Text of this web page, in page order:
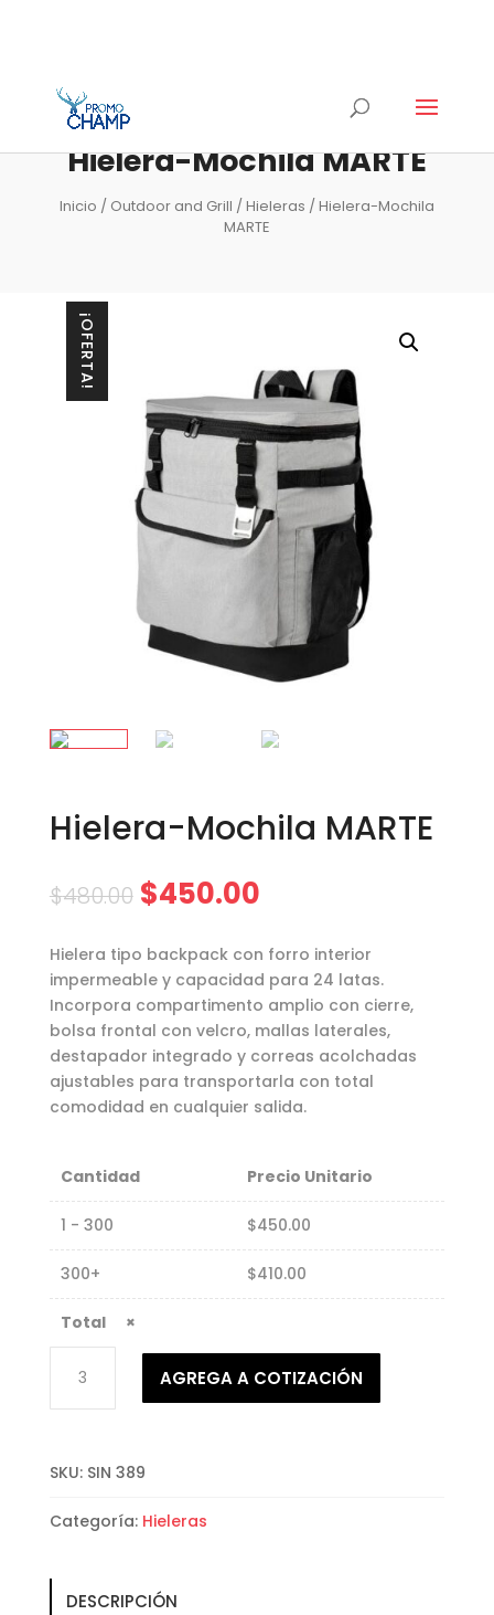
Hielera-Mochila MARTE
Inicio / Outdoor and Grill /Hieleras / Hielera-Mochila
MARTE
¡OFERTA!
Hielera-Mochila MARTE
$480.00 $450.00
Hielera tipo backpack con forro interior
impermeable y capacidad para 24 latas.
Incorpora compartimento amplio con cierre,
bolsa frontal con velcro, mallas laterales,
destapador integrado y correas acolchadas
ajustables para transportarla con total
comodidad en cualquier salida.
Cantidad Precio Unitario
1 - 300 $450.00
300+ $410.00
×
Mochila
MARTE
AGREGA A COTIZACIÓN
SKU: SIN 389
Categoría: Hieleras
DESCRIPCIÓN